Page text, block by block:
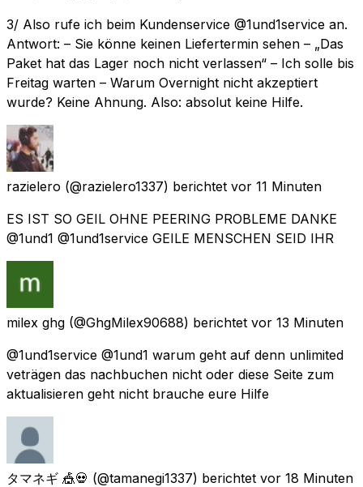
3/ Also rufe ich beim Kundenservice @1und1service an.
Antwort: – Sie könne keinen Liefertermin sehen – „Das
Paket hat das Lager noch nicht verlassen“ – Ich solle bis
Freitag warten – Warum Overnight nicht akzeptiert
wurde? Keine Ahnung. Also: absolut keine Hilfe.
razielero (@razielero1337) berichtet vor 11 Minuten
ES IST SO GEIL OHNE PEERING PROBLEME DANKE
@1und1 @1und1service GEILE MENSCHEN SEID IHR
milex ghg (@GhgMilex90688) berichtet vor 13 Minuten
@1und1service @1und1 warum geht auf denn unlimited
veträgen das nachbuchen nicht oder diese Seite zum
aktualisieren geht nicht brauche eure Hilfe
タマネギ 🎪💀 (@tamanegi1337) berichtet vor 18 Minuten